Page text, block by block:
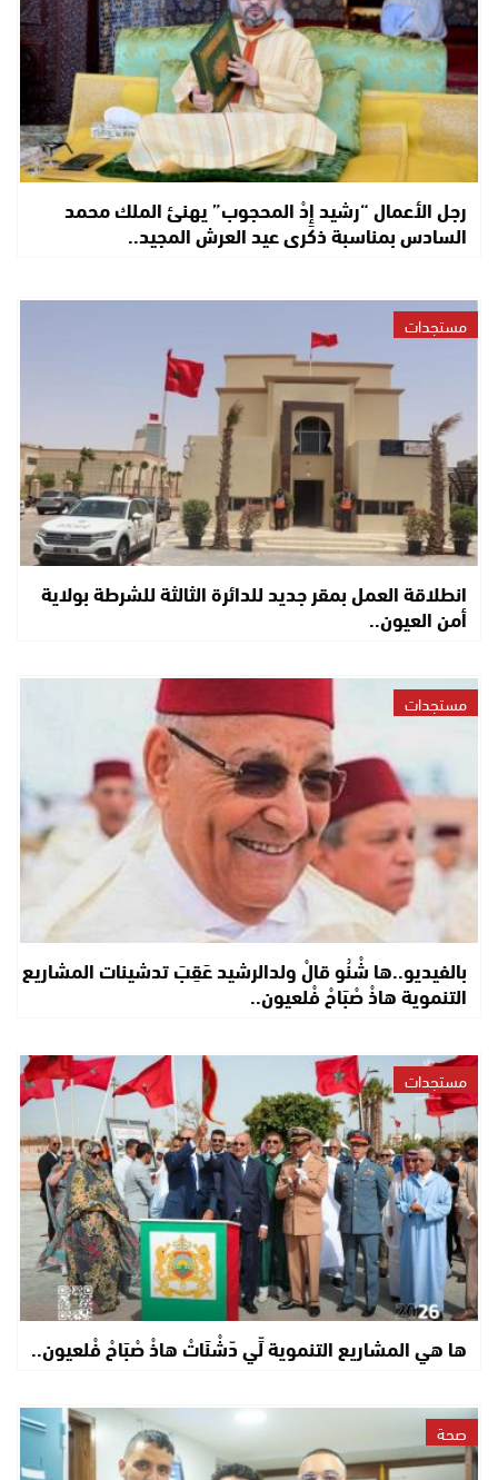
رجل الأعمال “رشيد إِدْ المحجوب” يهنئ الملك محمد
السادس بمناسبة ذكرى عيد العرش المجيد..
مستجدات
انطلاقة العمل بمقر جديد للدائرة الثالثة للشرطة بولاية
أمن العيون..
مستجدات
بالفيديو..ها شْنُو قالْ ولدالرشيد عَقِبَ تدشينات المشاريع
التنموية هاذْ صْبَاحْ فْلعيون..
مستجدات
ها هي المشاريع التنموية لِّي دّشْنَاتْ هاذْ صْبَاحْ فْلعيون..
صحة